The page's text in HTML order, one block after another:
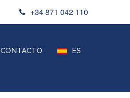
+34 871 042 110
CONTACTO ES